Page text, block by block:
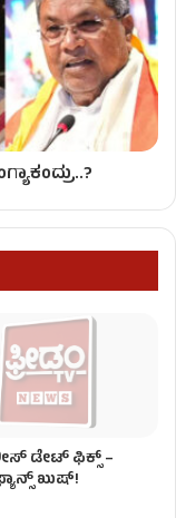
ಡೇಟ್ ಫಿಕ್ಸ್ –
ಖುಷ್!